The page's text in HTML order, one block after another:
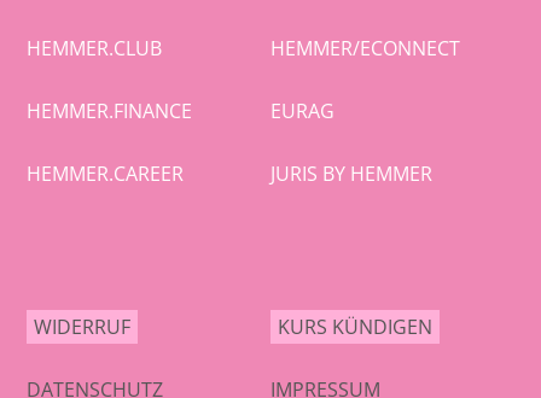
HEMMER.CLUB HEMMER/ECONNECT
HEMMER.FINANCE EURAG
HEMMER.CAREER JURIS BY HEMMER
WIDERRUF KURS KÜNDIGEN
DATENSCHUTZ IMPRESSUM